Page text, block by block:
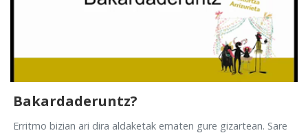
Bakardaderuntz?
Erritmo bizian ari dira aldaketak ematen gure gizartean. Sare